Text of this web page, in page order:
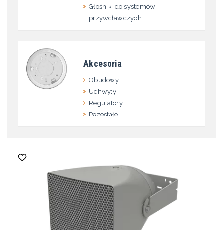
Głośniki do systemów
przywoławczych
Akcesoria
Obudowy
Uchwyty
Regulatory
Pozostałe